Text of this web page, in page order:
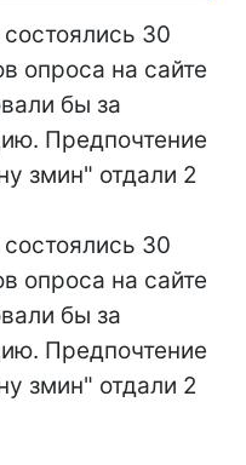
30
опроса на сайте
бы за
Предпочтение
змин" отдали 2
30
опроса на сайте
бы за
Предпочтение
змин" отдали 2